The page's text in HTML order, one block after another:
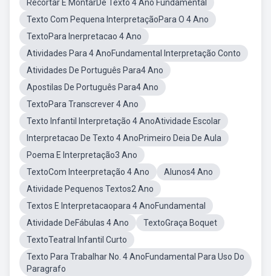
Recortar E MontarDe Texto 4 Ano Fundamental
Texto Com Pequena InterpretaçãoPara O 4 Ano
TextoPara Inerpretacao 4 Ano
Atividades Para 4 AnoFundamental Interpretação Conto
Atividades De Português Para4 Ano
Apostilas De Português Para4 Ano
TextoPara Transcrever 4 Ano
Texto Infantil Interpretação 4 AnoAtividade Escolar
Interpretacao De Texto 4 AnoPrimeiro Deia De Aula
Poema E Interpretação3 Ano
TextoCom Inteerpretação 4 Ano
Alunos4 Ano
Atividade Pequenos Textos2 Ano
Textos E Interpretacaopara 4 AnoFundamental
Atividade DeFábulas 4 Ano
TextoGraça Boquet
TextoTeatral Infantil Curto
Texto Para Trabalhar No. 4 AnoFundamental Para Uso Do
Paragrafo